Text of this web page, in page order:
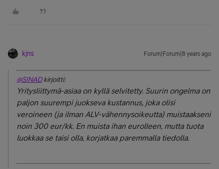
kjns Forum|Forum|8 years ago
@SINADkirjoitti:
Yritysliittymä-asiaa on kyllä selvitetty. Suurin ongelma on
paljon suurempi juokseva kustannus, joka olisi
veroineen (ja ilman ALV-vähennysoikeutta) muistaakseni
noin 300 eur/kk. En muista ihan eurolleen, mutta tuota
luokkaa se taisi olla, korjatkaa paremmalla tiedolla.